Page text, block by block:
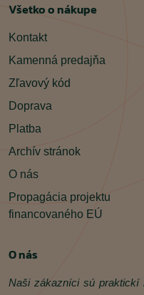
Všetko o nákupe
Kontakt
Kamenná predajňa
Zľavový kód
Doprava
Platba
Archív stránok
O nás
Propagácia projektu
financovaného EÚ
O nás
Naši zákazníci sú praktickí